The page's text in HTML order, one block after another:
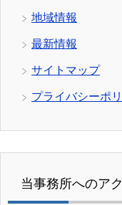
地域情報
最新情報
サイトマップ
プライバシーポ
当事務所へのア